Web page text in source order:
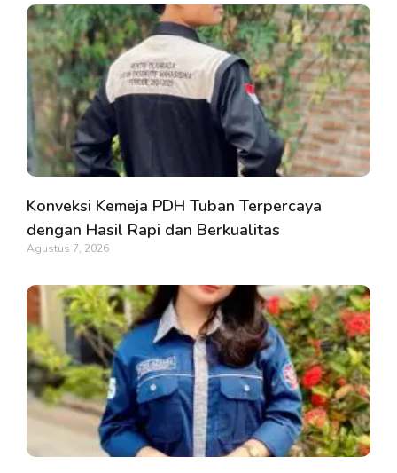
Konveksi Kemeja PDH Tuban Terpercaya
dengan Hasil Rapi dan Berkualitas
Agustus 7, 2026